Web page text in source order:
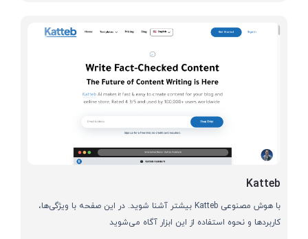
Katteb
با هوش مصنوعی Katteb بیشتر آشنا شوید. در این صفحه با ویژگی‌ها،
کاربردها و نحوه استفاده از این ابزار آگاه می‌شوید